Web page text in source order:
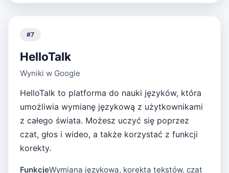
#7
HelloTalk
Wyniki w Google
HelloTalk to platforma do nauki języków, która
umożliwia wymianę językową z użytkownikami
z całego świata. Możesz uczyć się poprzez
czat, głos i wideo, a także korzystać z funkcji
korekty.
FunkcjeWymiana językowa, korekta tekstów, czat